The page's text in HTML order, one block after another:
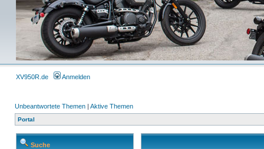
XV950R.de Anmelden
Unbeantwortete Themen | Aktive Themen
Portal
Suche